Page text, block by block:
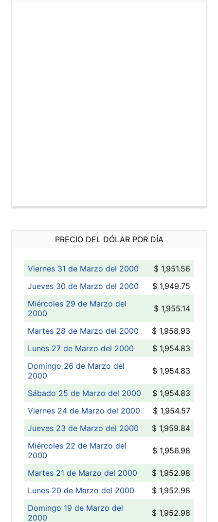
PRECIO DEL DÓLAR POR DÍA
Viernes 31 de Marzo del 2000
$ 1,951.56
Jueves 30 de Marzo del 2000
$ 1,949.75
Miércoles 29 de Marzo del
2000
$ 1,955.14
Martes 28 de Marzo del 2000
$ 1,958.93
Lunes 27 de Marzo del 2000
$ 1,954.83
Domingo 26 de Marzo del
2000
$ 1,954.83
Sábado 25 de Marzo del 2000
$ 1,954.83
Viernes 24 de Marzo del 2000
$ 1,954.57
Jueves 23 de Marzo del 2000
$ 1,959.84
Miércoles 22 de Marzo del
2000
$ 1,956.98
Martes 21 de Marzo del 2000
$ 1,952.98
Lunes 20 de Marzo del 2000
$ 1,952.98
Domingo 19 de Marzo del
2000
$ 1,952.98